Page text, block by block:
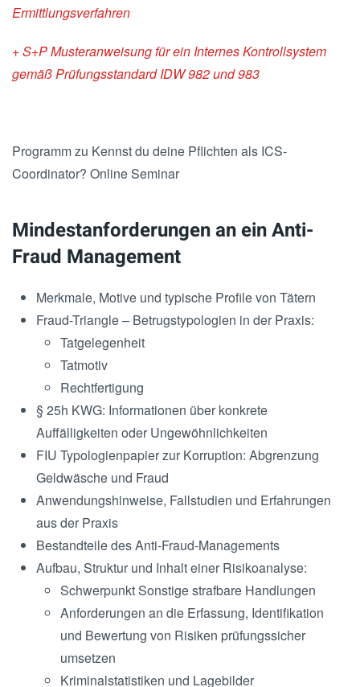
Ermittlungsverfahren
+ S+P Musteranweisung für ein Internes Kontrollsystem
gemäß Prüfungsstandard IDW 982 und 983
Programm zu Kennst du deine Pflichten als ICS-
Coordinator? Online Seminar
Mindestanforderungen an ein Anti-
Fraud Management
Merkmale, Motive und typische Profile von Tätern
Fraud-Triangle – Betrugstypologien in der Praxis:
Tatgelegenheit
Tatmotiv
Rechtfertigung
§ 25h KWG: Informationen über konkrete
Auffälligkeiten oder Ungewöhnlichkeiten
FIU Typologienpapier zur Korruption: Abgrenzung
Geldwäsche und Fraud
Anwendungshinweise, Fallstudien und Erfahrungen
aus der Praxis
Bestandteile des Anti-Fraud-Managements
Aufbau, Struktur und Inhalt einer Risikoanalyse:
Schwerpunkt Sonstige strafbare Handlungen
Anforderungen an die Erfassung, Identifikation
und Bewertung von Risiken prüfungssicher
umsetzen
Kriminalstatistiken und Lagebilder